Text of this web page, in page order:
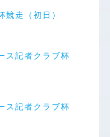
競走（初日）
ス記者クラブ杯
ス記者クラブ杯